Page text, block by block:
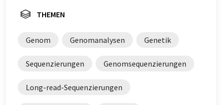
THEMEN
Genom Genomanalysen Genetik
Sequenzierungen Genomsequenzierungen
Long-read-Sequenzierungen